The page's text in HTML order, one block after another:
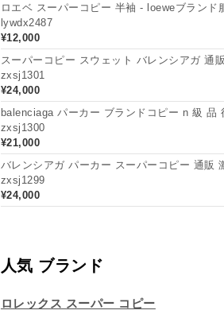
ロエベ スーパーコピー 半袖 - loeweブランド
lywdx2487
¥12,000
スーパーコピー スウェット バレンシアガ 通
zxsj1301
¥24,000
balenciaga パーカー ブランドコピー n 級 品
zxsj1300
¥21,000
バレンシアガ パーカー スーパーコピー 通販
zxsj1299
¥24,000
人気 ブランド
ロレックス スーパー コピー